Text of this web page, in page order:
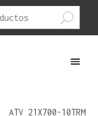
ATV 21X700-10TRM